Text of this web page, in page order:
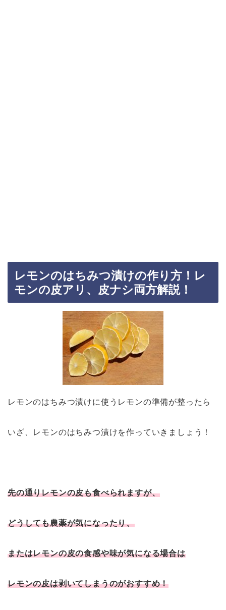
レモンのはちみつ漬けの作り方！レ
モンの皮アリ、皮ナシ両方解説！
レモンのはちみつ漬けに使うレモンの準備が整ったら
いざ、レモンのはちみつ漬けを作っていきましょう！
先の通りレモンの皮も食べられますが、
どうしても農薬が気になったり、
またはレモンの皮の食感や味が気になる場合は
レモンの皮は剥いてしまうのがおすすめ！